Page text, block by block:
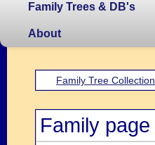
Family Trees & DB's
About
Family Tree Collection
Family page